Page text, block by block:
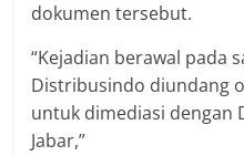
dokumen tersebut.
“Kejadian berawal pada
Distribusindo diundang
untuk dimediasi dengan
Jabar,”